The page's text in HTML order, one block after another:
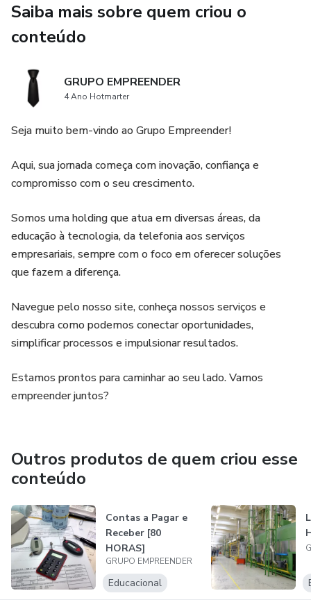
Aula 7. Estratégias de Liderança
Aula 9. Estratégia de Diferenciação Focada
Aula 10. Indicadores utilizados
Aula 11. tipos de indicadores I
Capítulo 2
Aula 13. Mapeamento de processos I
Aula 14. Mapeamento de Processos II
Aula 15. Mapeamento de processos III
Aula 16. Lean 6 sigma
Aula 17. Principais ferramentas do Lean 6 sigma
Aula 19. Gestão de custos
Aula 20. Gestão de custos e EO
Aula 21. Modelo simplificado
Aula 22. Estudo de caso: Serviços I
Saiba mais sobre quem criou o
conteúdo
GRUPO EMPREENDER
4 Ano Hotmarter
Seja muito bem-vindo ao Grupo Empreender!
Aqui, sua jornada começa com inovação, confiança e
compromisso com o seu crescimento.
Somos uma holding que atua em diversas áreas, da
educação à tecnologia, da telefonia aos serviços
empresariais, sempre com o foco em oferecer soluções
que fazem a diferença.
Navegue pelo nosso site, conheça nossos serviços e
descubra como podemos conectar oportunidades,
simplificar processos e impulsionar resultados.
Estamos prontos para caminhar ao seu lado. Vamos
empreender juntos?
Outros produtos de quem criou esse
conteúdo
Contas a Pagar e
Receber [80
HORAS]
GRUPO EMPREENDER
Educacional